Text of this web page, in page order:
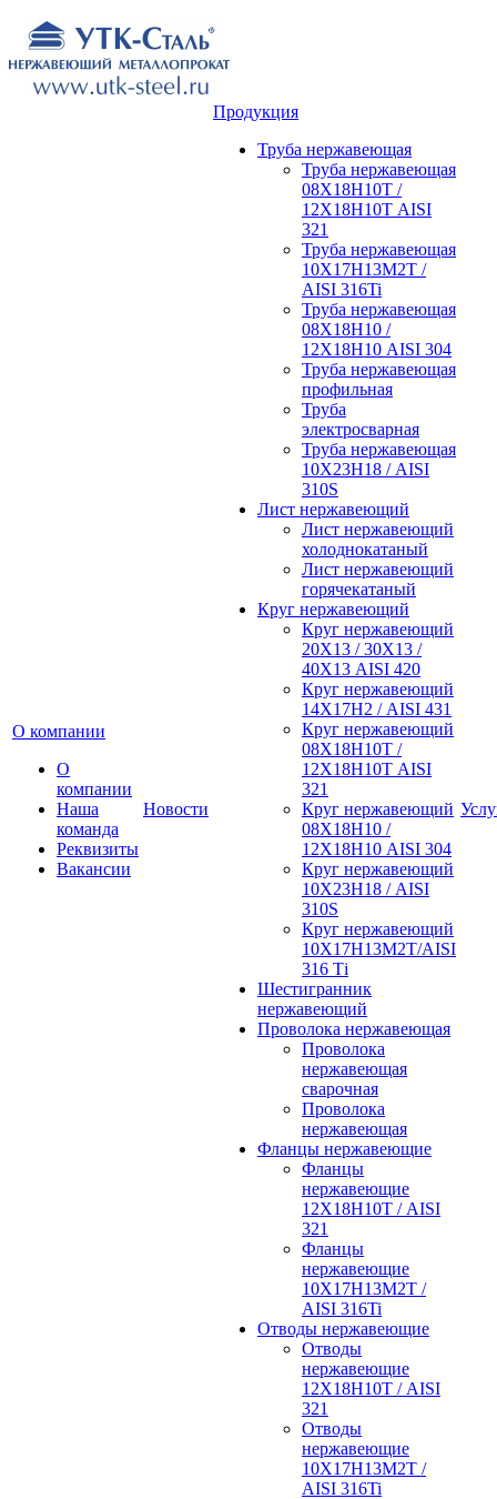
О компании
О
компании
Наша
команда
Реквизиты
Вакансии
Новости
Продукция
Труба нержавеющая
Труба нержавеющая
08Х18Н10Т /
12Х18Н10Т AISI
321
Труба нержавеющая
10Х17Н13М2Т /
AISI 316Ti
Труба нержавеющая
08Х18Н10 /
12Х18Н10 AISI 304
Труба нержавеющая
профильная
Труба
электросварная
Труба нержавеющая
10Х23Н18 / AISI
310S
Лист нержавеющий
Лист нержавеющий
холоднокатаный
Лист нержавеющий
горячекатаный
Круг нержавеющий
Круг нержавеющий
20Х13 / 30Х13 /
40Х13 AISI 420
Круг нержавеющий
14Х17Н2 / AISI 431
Круг нержавеющий
08Х18Н10Т /
12Х18Н10Т AISI
321
Круг нержавеющий
08Х18Н10 /
12Х18Н10 AISI 304
Круг нержавеющий
10Х23Н18 / AISI
310S
Круг нержавеющий
10Х17Н13М2Т/AISI
316 Тi
Шестигранник
нержавеющий
Проволока нержавеющая
Проволока
нержавеющая
сварочная
Проволока
нержавеющая
Фланцы нержавеющие
Фланцы
нержавеющие
12Х18Н10Т / AISI
321
Фланцы
нержавеющие
10Х17Н13М2Т /
AISI 316Ti
Отводы нержавеющие
Отводы
нержавеющие
12Х18Н10Т / AISI
321
Отводы
нержавеющие
10Х17Н13М2Т /
AISI 316Ti